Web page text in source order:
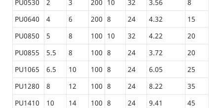
PU0530
2 3 200 10 32 3.56
8
PU0640
4 6 200 8 24 4.32
15
PU0850
5 8 100 10 32 4.22
20
PU0855
5.5 8 100 8 24 3.72
20
PU1065
6.5 10 100 8 24 6.05
25
PU1280
8 12 100 8 24 8.22
35
PU1410
10 14 100 8 24 9.41
45